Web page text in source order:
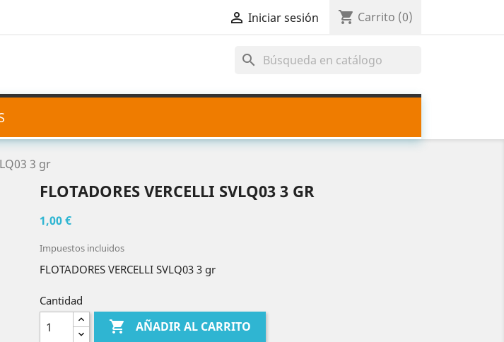
 Iniciar sesión shopping_cart Carrito (0)
search
3 gr
FLOTADORES VERCELLI SVLQ03 3 GR
1,00 €
Impuestos incluidos
FLOTADORES VERCELLI SVLQ03 3 gr
Cantidad
 AÑADIR AL CARRITO